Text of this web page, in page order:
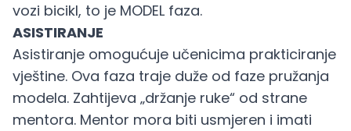
vozi bicikl, to je MODEL faza.
ASISTIRANJE
Asistiranje omogućuje učenicima prakticiranje
vještine. Ova faza traje duže od faze pružanja
modela. Zahtijeva „držanje ruke“ od strane
mentora. Mentor mora biti usmjeren i imati